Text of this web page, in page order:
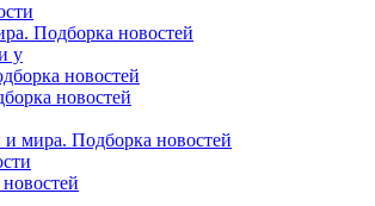
Подборка новостей
у
новостей
новостей
и мира. Подборка новостей